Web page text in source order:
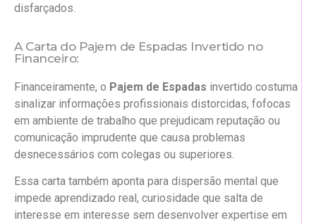
disfarçados.
A Carta do Pajem de Espadas Invertido no
Financeiro:
Financeiramente, o Pajem de Espadas invertido costuma
sinalizar informações profissionais distorcidas, fofocas
em ambiente de trabalho que prejudicam reputação ou
comunicação imprudente que causa problemas
desnecessários com colegas ou superiores.
Essa carta também aponta para dispersão mental que
impede aprendizado real, curiosidade que salta de
interesse em interesse sem desenvolver expertise em